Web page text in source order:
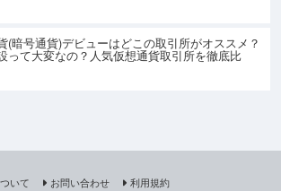
(暗号通貨)デビューはどこの取引所がオススメ？
って大変なの？人気仮想通貨取引所を徹底比
いて お問い合わせ
利用規約